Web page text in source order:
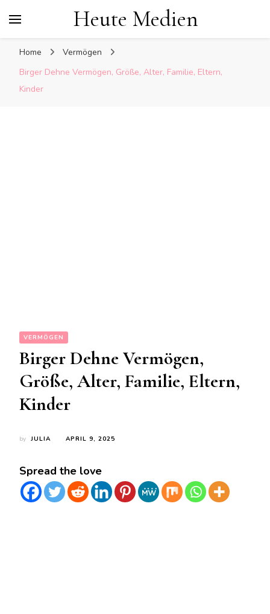
Heute Medien
Home
Vermögen
Birger Dehne Vermögen, Größe, Alter, Familie, Eltern,
Kinder
VERMÖGEN
Birger Dehne Vermögen,
Größe, Alter, Familie, Eltern,
Kinder
by JULIA APRIL 9, 2025
Spread the love